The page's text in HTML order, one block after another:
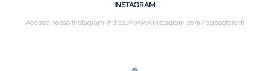
INSTAGRAM
Acesse nosso Instagram: https://www.instagram.com/psicostorerh